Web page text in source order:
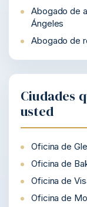
Abogado de
Ángeles
Abogado de
Ciudades
usted
Oficina de
Oficina de
Oficina de
Oficina de